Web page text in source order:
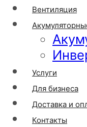
Вентиляция
Услуги
Для бизнеса
Доставка и
Контакты